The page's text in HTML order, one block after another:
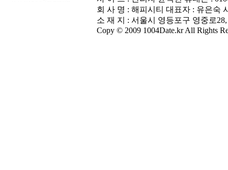
회 사 명 : 해피시티 대표자 : 유은숙
소 재 지 : 서울시 영등포구 영중로
Copy © 2009 1004Date.kr All Rights